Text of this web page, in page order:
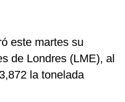
este martes su
de Londres (LME), al
la tonelada